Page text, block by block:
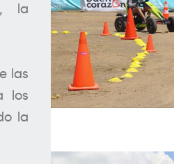
la
las
los
la